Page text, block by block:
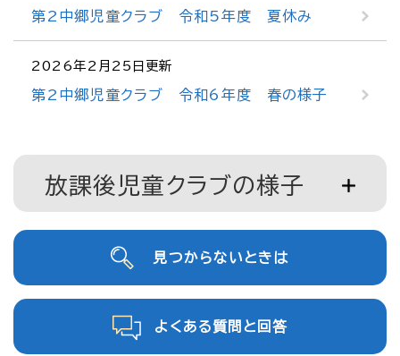
第2中郷児童クラブ 令和5年度 夏休み
2026年2月25日更新
第2中郷児童クラブ 令和6年度 春の様子
放課後児童クラブの様子
見つからないときは
よくある質問と回答